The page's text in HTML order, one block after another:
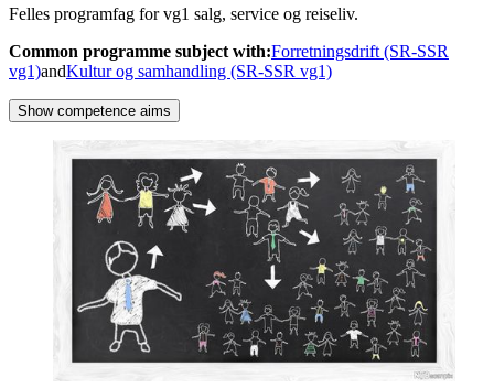
Felles programfag for vg1 salg, service og reiseliv.
Common programme subject with:Forretningsdrift (SR-SSR
vg1)andKultur og samhandling (SR-SSR vg1)
Show competence aims